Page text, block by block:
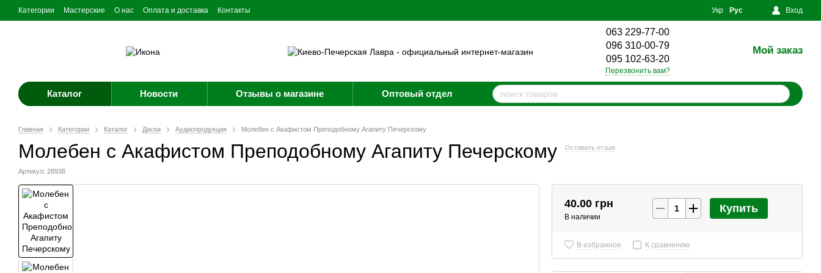
Категории Мастерские О нас Оплата и доставка Контакты Укр Рус Вход
063 229-77-00
096 310-00-79
095 102-63-20
Перезвонить вам?
Мой заказ
Каталог Новости Отзывы о магазине Оптовый отдел
Главная Категории Каталог Диски Аудиопродукция Молебен с Акафистом Преподобному Агапиту Печерскому
Молебен с Акафистом Преподобному Агапиту Печерскому Оставить отзыв
Артикул: 28938
40.00 грн
В наличии
Купить
В избранное К сравнению